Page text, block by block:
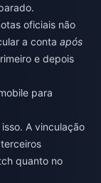
oficiais não
a conta após
e depois
para
A vinculação
quanto no